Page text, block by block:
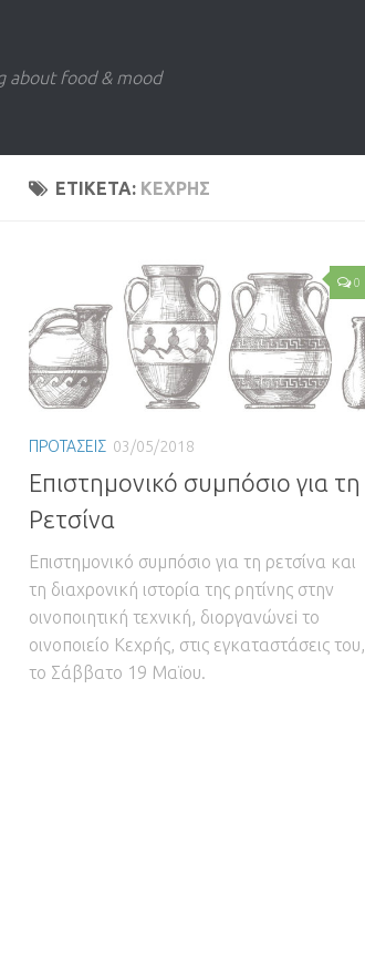
about food & mood
ΕΤΙΚΕΤΑ: ΚΕΧΡΗΣ
0
ΠΡΟΤΑΣΕΙΣ 03/05/2018
Επιστημονικό συμπόσιο για τη
Ρετσίνα
Επιστημονικό συμπόσιο για τη ρετσίνα και
τη διαχρονική ιστορία της ρητίνης στην
οινοποιητική τεχνική, διοργανώνεi το
οινοποιείο Κεχρής, στις εγκαταστάσεις του,
το Σάββατο 19 Μαϊου.